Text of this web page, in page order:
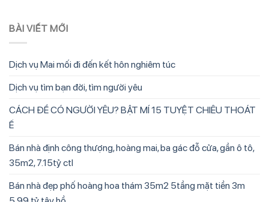
BÀI VIẾT MỚI
Dịch vụ Mai mối đi đến kết hôn nghiêm túc
Dịch vụ tìm bạn đời, tìm người yêu
CÁCH ĐỂ CÓ NGƯỜI YÊU? BẬT MÍ 15 TUYỆT CHIÊU THOÁT
Ế
Bán nhà định công thượng, hoàng mai, ba gác đỗ cửa, gần ô tô,
35m2, 7.15tỷ ctl
Bán nhà đẹp phố hoàng hoa thám 35m2 5tầng mặt tiền 3m